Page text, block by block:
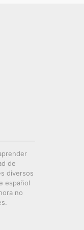
de
diversos
español
no